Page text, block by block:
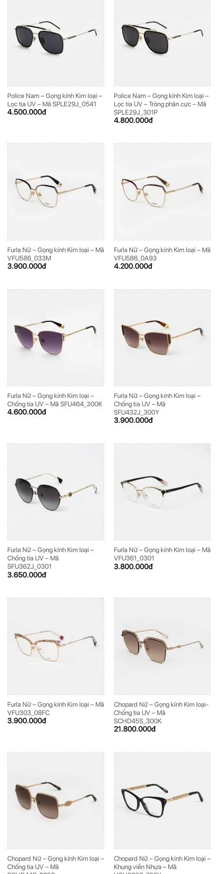
Police Nam – Gọng kính Kim loại –
Lọc tia UV – Mã SPLE29J_0541
4.500.000đ
Police Nam – Gọng kính Kim loại –
Lọc tia UV – Tròng phân cực – Mã
SPLE29J_301P
4.800.000đ
Furla Nữ – Gọng kính Kim loại – Mã
VFU586_033M
3.900.000đ
Furla Nữ – Gọng kính Kim loại – Mã
VFU586_0A93
4.200.000đ
Furla Nữ – Gọng kính Kim loại –
Chống tia UV – Mã SFU464_300K
4.600.000đ
Furla Nữ – Gọng kính Kim loại –
Chống tia UV – Mã
SFU432J_300Y
3.900.000đ
Furla Nữ – Gọng kính Kim loại –
Chống tia UV – Mã
SFU362J_0301
3.650.000đ
Furla Nữ – Gọng kính Kim loại – Mã
VFU361_0301
3.800.000đ
Furla Nữ – Gọng kính Kim loại – Mã
VFU303_08FC
3.900.000đ
Chopard Nữ – Gọng kính Kim loại-
Chống tia UV – Mã
SCHD45S_300K
21.800.000đ
Chopard Nữ – Gọng kính Kim loại –
Chống tia UV – Mã
Chopard Nữ – Gọng kính Kim loại –
Khung viền Nhựa – Mã